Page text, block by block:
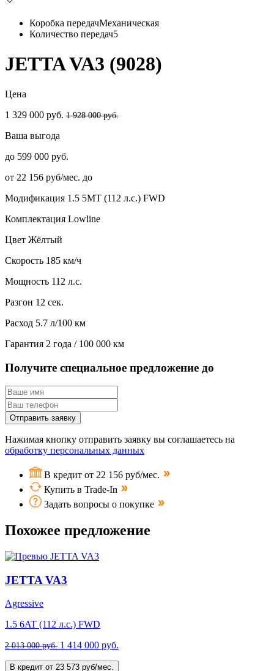
Коробка передачМеханическая
Количество передач5
JETTA VA3 (9028)
Цена
1 329 000 руб. 1 928 000 руб.
Ваша выгода
до 599 000 руб.
от 22 156 руб/мес. до
Модификация 1.5 5MT (112 л.с.) FWD
Комплектация Lowline
Цвет Жёлтый
Скорость 185 км/ч
Мощность 112 л.с.
Разгон 12 сек.
Расход 5.7 л/100 км
Гарантия 2 года / 100 000 км
Получите специальное предложение до
Отправить заявку
Нажимая кнопку отправить заявку вы соглашаетесь на
обработку персональных данных
В кредит от 22 156 руб/мес.
Купить в Trade-In
Задать вопросы о покупке
Похожее предложение
JETTA VA3
Agressive
1.5 6AT (112 л.с.) FWD
2 013 000 руб. 1 414 000 руб.
В кредит от 23 573 руб/мес.